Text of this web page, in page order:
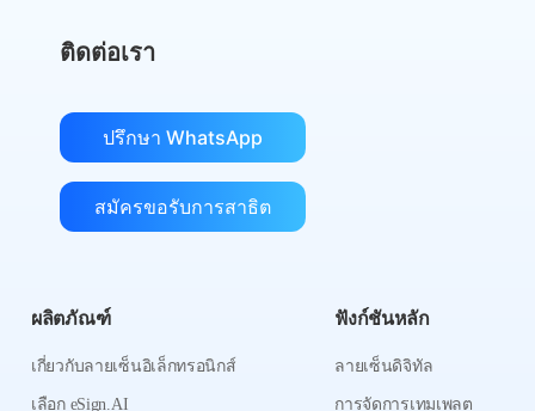
ติดต่อเรา
ปรึกษา WhatsApp
สมัครขอรับการสาธิต
ผลิตภัณฑ์
เกี่ยวกับลายเซ็นอิเล็กทรอนิกส์
เลือก eSign.AI
ฟังก์ชันหลัก
ลายเซ็นดิจิทัล
การจัดการเทมเพลต